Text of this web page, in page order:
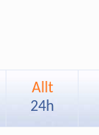
Allt
24h